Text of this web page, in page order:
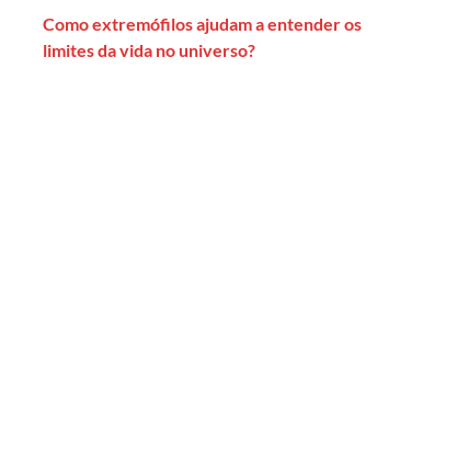
Como extremófilos ajudam a entender os
limites da vida no universo?